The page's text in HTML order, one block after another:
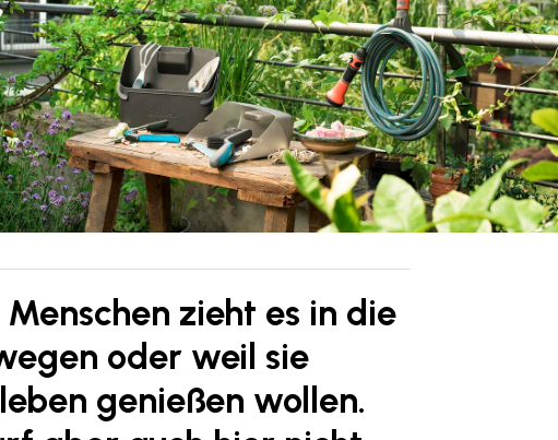
Menschen zieht es in die
oder weil sie
genießen wollen.